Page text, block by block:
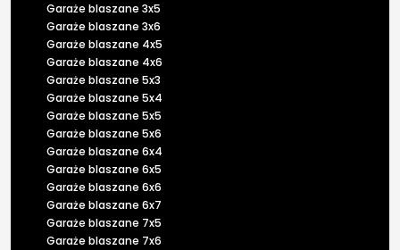
Garaże blaszane 3x5
Garaże blaszane 3x6
Garaże blaszane 4x5
Garaże blaszane 4x6
Garaże blaszane 5x3
Garaże blaszane 5x4
Garaże blaszane 5x5
Garaże blaszane 5x6
Garaże blaszane 6x4
Garaże blaszane 6x5
Garaże blaszane 6x6
Garaże blaszane 6x7
Garaże blaszane 7x5
Garaże blaszane 7x6